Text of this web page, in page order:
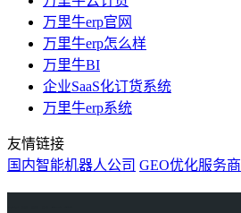
万里牛erp官网
万里牛erp怎么样
万里牛BI
企业SaaS化订货系统
万里牛erp系统
友情链接
国内智能机器人公司 GEO优化服务商